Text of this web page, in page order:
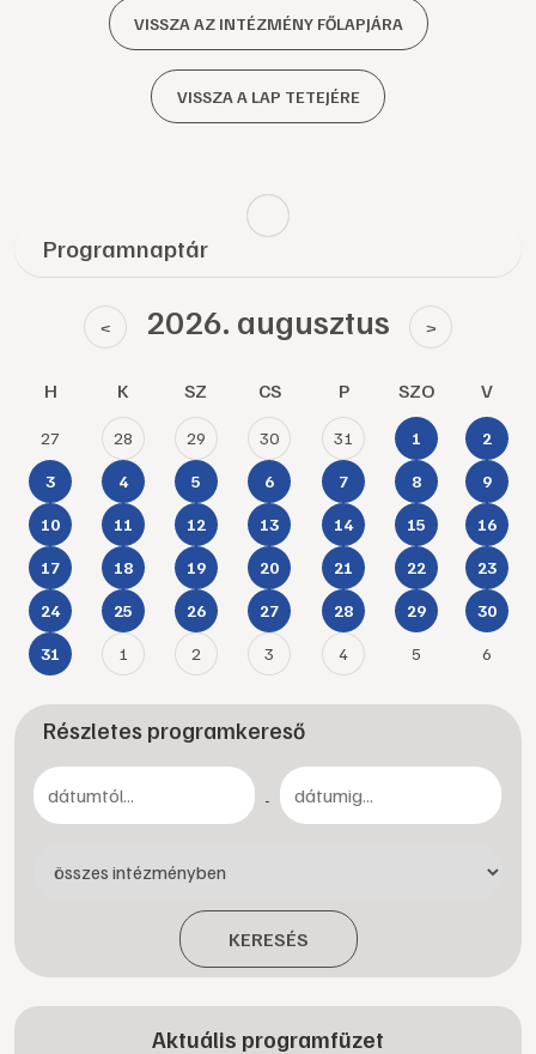
VISSZA AZ INTÉZMÉNY FŐLAPJÁRA
VISSZA A LAP TETEJÉRE
Programnaptár
< 2026. augusztus >
H K SZ CS P SZO V
27 28 29 30 31 1 2
3 4 5 6 7 8 9
10 11 12 13 14 15 16
17 18 19 20 21 22 23
24 25 26 27 28 29 30
31 1 2 3 4 5 6
Részletes programkereső
-
KERESÉS
Aktuális programfüzet